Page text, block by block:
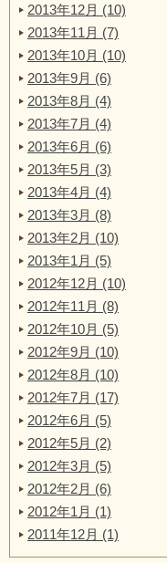
2013年12月 (10)
2013年11月 (7)
2013年10月 (10)
2013年9月 (6)
2013年8月 (4)
2013年7月 (4)
2013年6月 (6)
2013年5月 (3)
2013年4月 (4)
2013年3月 (8)
2013年2月 (10)
2013年1月 (5)
2012年12月 (10)
2012年11月 (8)
2012年10月 (5)
2012年9月 (10)
2012年8月 (10)
2012年7月 (17)
2012年6月 (5)
2012年5月 (2)
2012年3月 (5)
2012年2月 (6)
2012年1月 (1)
2011年12月 (1)